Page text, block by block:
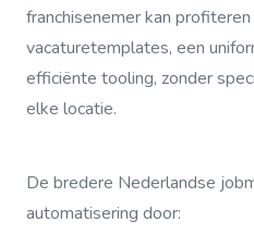
franchisenemer kan
vacaturetemplates, een
efficiënte tooling, zonder
elke locatie.
De bredere Nederlandse
automatisering door: